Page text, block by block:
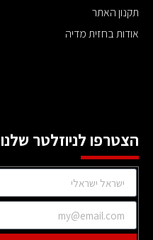
תקנון האתר
אודות בחזית מדיה
הצטרפו לניוזלטר שלנו